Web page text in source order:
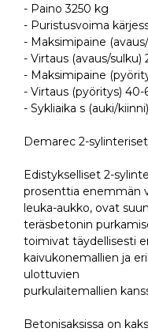
- Paino 3250 kg
- Puristusvoima
- Maksimipaine
- Virtaus (avaus/sulku)
- Maksimipaine
- Virtaus (pyöritys) 40-
- Sykliaika s (auki/
Demarec 2-
Edistykselliset 2-
prosenttia enemmän
leuka-aukko, ovat
teräsbetonin
toimivat täydellisesti
kaivukonemallien ja
ulottuvien
purkulaitemallien
Betonisaksissa on